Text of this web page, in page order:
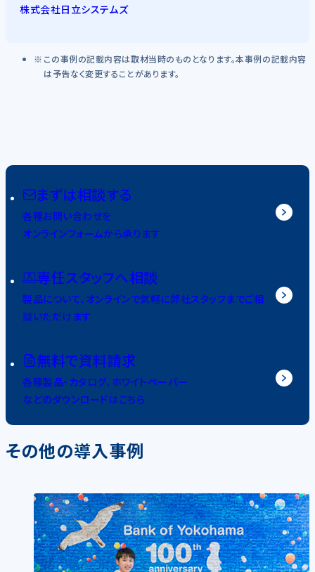
株式会社日立システムズ
この事例の記載内容は取材当時のものとなります。本事例の記載内容
は予告なく変更することがあります。
まずは相談する
各種お問い合わせを
オンラインフォームから承ります
専任スタッフへ相談
製品について、オンラインで気軽に弊社スタッフまでご相
談いただけます
無料で資料請求
各種製品・カタログ、ホワイトペーパー
などのダウンロードはこちら
その他の導入事例